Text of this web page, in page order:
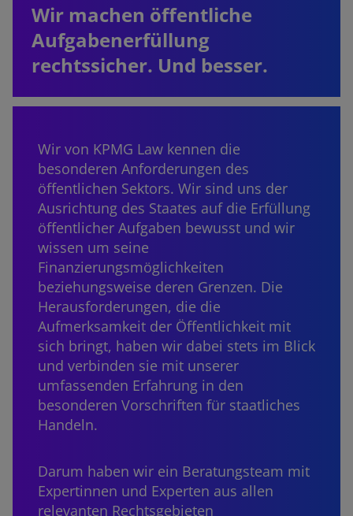
Wir machen öffentliche
Aufgabenerfüllung
rechtssicher. Und besser.
Wir von KPMG Law kennen die
besonderen Anforderungen des
öffentlichen Sektors. Wir sind uns der
Ausrichtung des Staates auf die Erfüllung
öffentlicher Aufgaben bewusst und wir
wissen um seine
Finanzierungsmöglichkeiten
beziehungsweise deren Grenzen. Die
Herausforderungen, die die
Aufmerksamkeit der Öffentlichkeit mit
sich bringt, haben wir dabei stets im Blick
und verbinden sie mit unserer
umfassenden Erfahrung in den
besonderen Vorschriften für staatliches
Handeln.
Darum haben wir ein Beratungsteam mit
Expertinnen und Experten aus allen
relevanten Rechtsgebieten